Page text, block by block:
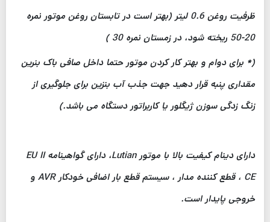
ظرفیت روغن 0.6 لیتر (بهتر است در تابستان روغن موتور نمره
20-50 ریخته شود، در زمستان نمره 30 )
(* برای دوام و بهتر کار کردن موتور حتما داخل صافی باک بنرین
مقداری پنبه قرار دهید جهت جذب آب بنزین برای جلوگیری از
زنگ زدگی سوزن ژیگلور یا کاربراتور دستگاه می باشد.)
دارای دینام کیفیت بالا با موتور Lutian، دارای گواهینامه EU II
CE ، قطع کننده مدار ، سیستم قطع بار اضافی خودکار AVR و
خروجی پایدار است.